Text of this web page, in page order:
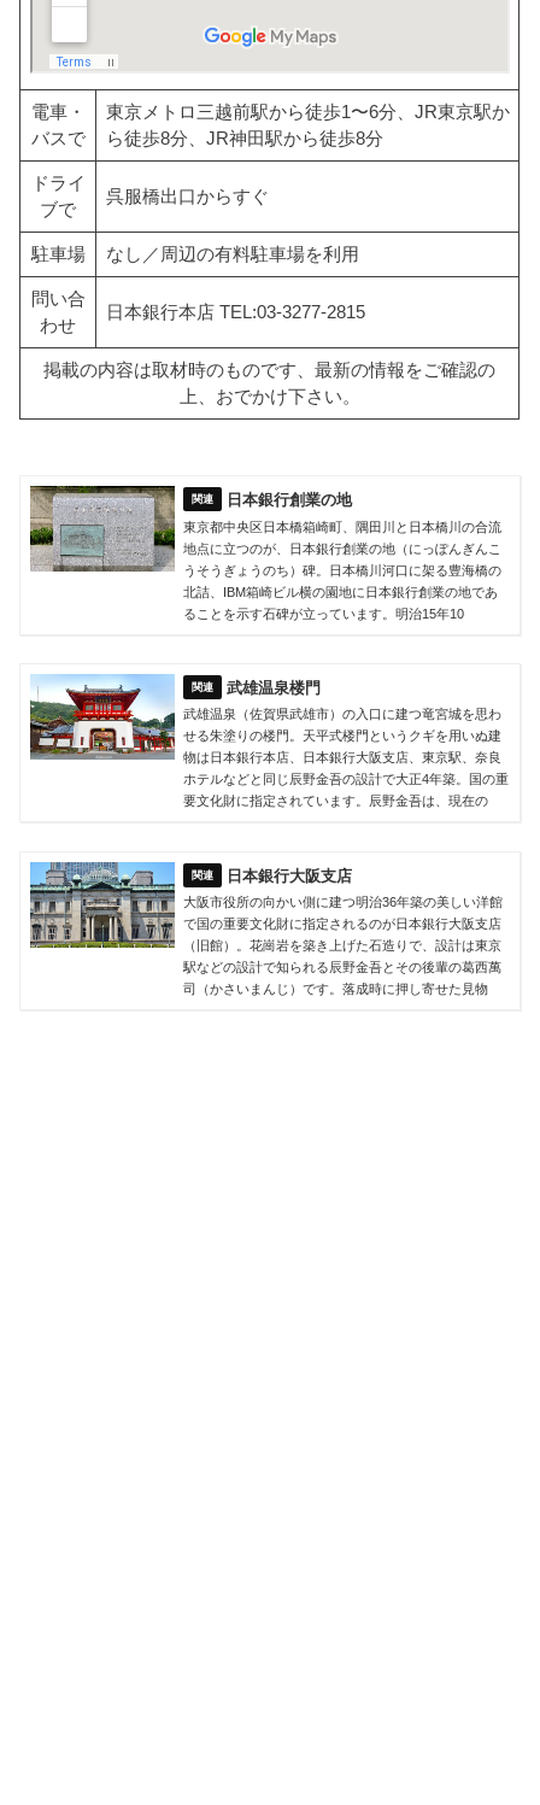
電車・
バスで
東京メトロ三越前駅から徒歩1〜6分、JR東京駅か
ら徒歩8分、JR神田駅から徒歩8分
ドライ
ブで
呉服橋出口からすぐ
駐車場 なし／周辺の有料駐車場を利用
問い合
わせ
日本銀行本店 TEL:03-3277-2815
掲載の内容は取材時のものです、最新の情報をご確認の
上、おでかけ下さい。
日本銀行創業の地
東京都中央区日本橋箱崎町、隅田川と日本橋川の合流
地点に立つのが、日本銀行創業の地（にっぽんぎんこ
うそうぎょうのち）碑。日本橋川河口に架る豊海橋の
北詰、IBM箱崎ビル横の園地に日本銀行創業の地であ
ることを示す石碑が立っています。明治15年10
武雄温泉楼門
武雄温泉（佐賀県武雄市）の入口に建つ竜宮城を思わ
せる朱塗りの楼門。天平式楼門というクギを用いぬ建
物は日本銀行本店、日本銀行大阪支店、東京駅、奈良
ホテルなどと同じ辰野金吾の設計で大正4年築。国の重
要文化財に指定されています。辰野金吾は、現在の
日本銀行大阪支店
大阪市役所の向かい側に建つ明治36年築の美しい洋館
で国の重要文化財に指定されるのが日本銀行大阪支店
（旧館）。花崗岩を築き上げた石造りで、設計は東京
駅などの設計で知られる辰野金吾とその後輩の葛西萬
司（かさいまんじ）です。落成時に押し寄せた見物